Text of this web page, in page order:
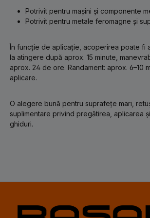
Potrivit pentru mașini și componente
Potrivit pentru metale feromagne și
În funcție de aplicație, acoperirea poate fi
la atingere după aprox. 15 minute,
aprox. 24 de ore. Randament: aprox.
aplicare.
O alegere bună pentru suprafețe mari,
suplimentare privind pregătirea, aplicarea
ghiduri.